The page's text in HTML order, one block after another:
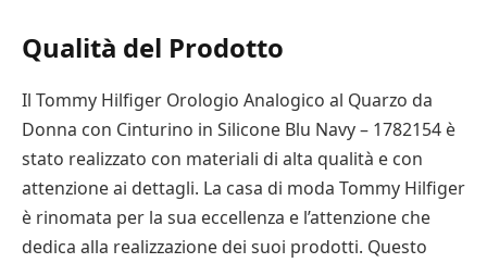
Qualità del Prodotto
Il Tommy Hilfiger Orologio Analogico al Quarzo da
Donna con Cinturino in Silicone Blu Navy – 1782154 è
stato realizzato con materiali di alta qualità e con
attenzione ai dettagli. La casa di moda Tommy Hilfiger
è rinomata per la sua eccellenza e l’attenzione che
dedica alla realizzazione dei suoi prodotti. Questo